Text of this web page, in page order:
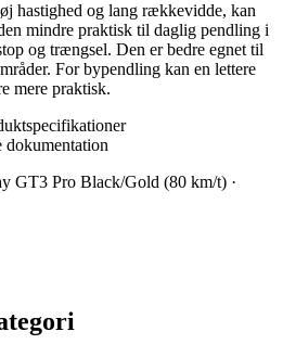
hastighed og lang rækkevidde, kan
mindre praktisk til daglig pendling i
og trængsel. Den er bedre egnet til
For bypendling kan en lettere
mere praktisk.
dokumentation
GT3 Pro Black/Gold (80 km/t) ·